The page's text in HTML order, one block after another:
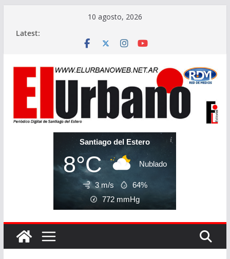
10 agosto, 2026
Latest:
Santiago del Estero
8°C Nublado
3 m/s
64%
772 mmHg